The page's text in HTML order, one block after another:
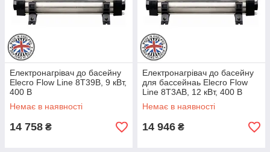
Електронагрівач до басейну
Elecro Flow Line 8Т39В, 9 кВт,
400 В
Немає в наявності
14 758 ₴
Електронагрівач до басейну
для бассейнаь Elecro Flow
Line 8Т3АВ, 12 кВт, 400 В
Немає в наявності
14 946 ₴